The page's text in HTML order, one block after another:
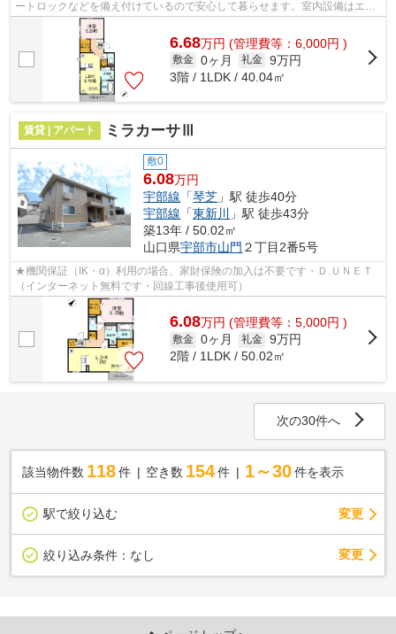
ートロックなどを備え付けているので安心して暮らせます。室内設備はエア
コン・追い焚き・BSなど充実した設備を...
6.68万円 (管理費等：6,000円 )
敷金 0ヶ月 礼金 9万円
3階 / 1LDK / 40.04㎡
賃貸 | アパート ミラカーサⅢ
敷0
6.08万円
宇部線 「琴芝 」駅 徒歩40分
宇部線 「東新川
」駅 徒歩43分
築13年 / 50.02㎡
山口県宇部市山門 ２丁目2番5号
★機関保証（IK・α）利用の場合、家財保険の加入は不要です・Ｄ.ＵＮＥＴ
（インターネット無料です・回線工事後使用可）
6.08万円 (管理費等：5,000円 )
敷金 0ヶ月 礼金 9万円
2階 / 1LDK / 50.02㎡
次の30件へ
該当物件数 118件 空き数 154 件 1～30 件を表示
駅で絞り込む 変更
絞り込み条件： なし 変更